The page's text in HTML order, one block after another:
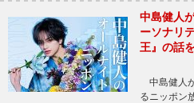
中島健人
ーソナリ
王』の話
中島健人
るニッポン